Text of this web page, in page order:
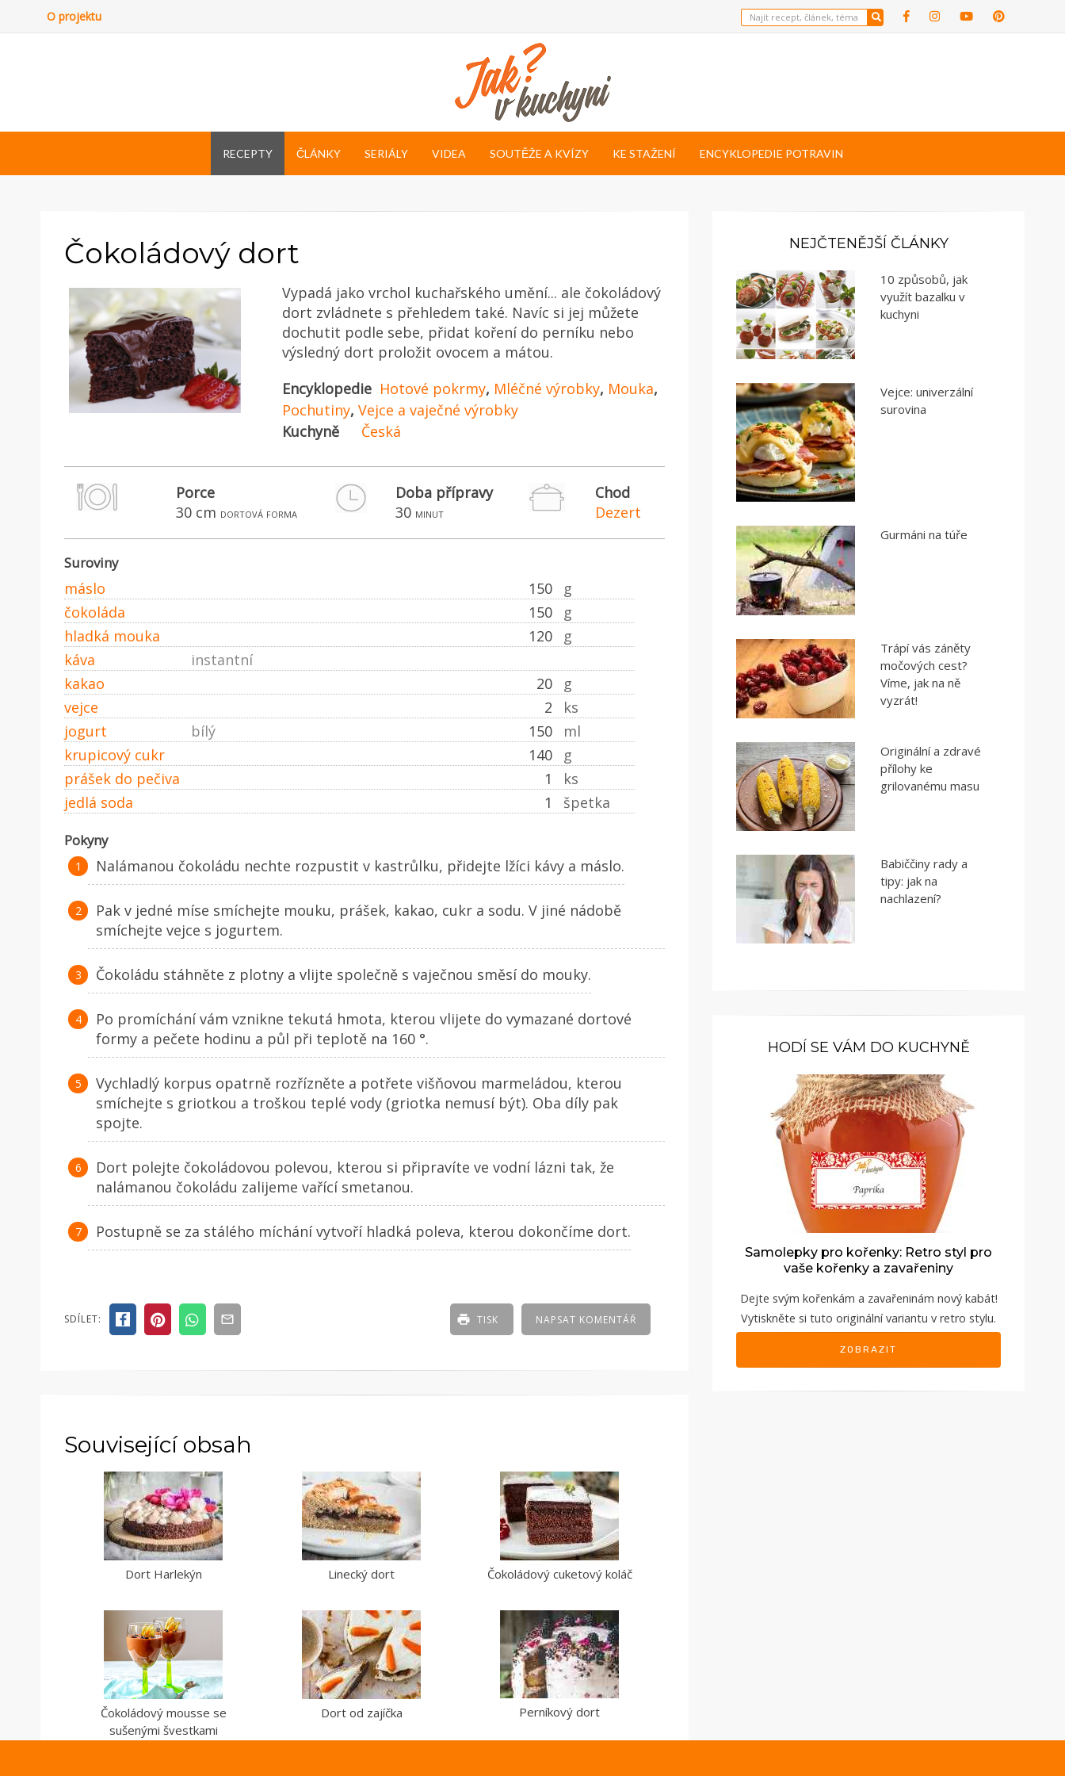
O projektu
RECEPTY ČLÁNKY SERIÁLY VIDEA SOUTĚŽE A KVÍZY KE STAŽENÍ ENCYKLOPEDIE POTRAVIN
Čokoládový dort
Vypadá jako vrchol kuchařského umění... ale čokoládový
dort zvládnete s přehledem také. Navíc si jej můžete
dochutit podle sebe, přidat koření do perníku nebo
výsledný dort proložit ovocem a mátou.
Encyklopedie Hotové pokrmy, Mléčné výrobky, Mouka,
Pochutiny, Vejce a vaječné výrobky
Kuchyně
Česká
Porce
30 cm dortová forma
Doba přípravy
30 minut
Chod
Dezert
Suroviny
máslo 150
g
čokoláda
150
g
hladká mouka
120
g
káva
instantní
kakao
20
g
vejce
2
ks
jogurt
150 ml
bílý
krupicový cukr
140
g
prášek do pečiva
1
ks
jedlá soda
1 špetka
Pokyny
Nalámanou čokoládu nechte rozpustit v kastrůlku, přidejte lžíci kávy a máslo.
Pak v jedné míse smíchejte mouku, prášek, kakao, cukr a sodu. V jiné nádobě
smíchejte vejce s jogurtem.
Čokoládu stáhněte z plotny a vlijte společně s vaječnou směsí do mouky.
Po promíchání vám vznikne tekutá hmota, kterou vlijete do vymazané dortové
formy a pečete hodinu a půl při teplotě na 160 °.
Vychladlý korpus opatrně rozřízněte a potřete višňovou marmeládou, kterou
smíchejte s griotkou a troškou teplé vody (griotka nemusí být). Oba díly pak
spojte.
Dort polejte čokoládovou polevou, kterou si připravíte ve vodní lázni tak, že
nalámanou čokoládu zalijeme vařící smetanou.
Postupně se za stálého míchání vytvoří hladká poleva, kterou dokončíme dort.
SDÍLET: NAPSAT KOMENTÁŘ
TISK
Související obsah
Dort Harlekýn Linecký dort Čokoládový cuketový koláč
Čokoládový mousse se
sušenými švestkami
Dort od zajíčka Perníkový dort
NEJČTENĚJŠÍ ČLÁNKY
10 způsobů, jak
využít bazalku v
kuchyni
Vejce: univerzální
surovina
Gurmáni na túře
Trápí vás záněty
močových cest?
Víme, jak na ně
vyzrát!
Originální a zdravé
přílohy ke
grilovanému masu
Babiččiny rady a
tipy: jak na
nachlazení?
HODÍ SE VÁM DO KUCHYNĚ
Samolepky pro kořenky: Retro styl pro
vaše kořenky a zavařeniny
Dejte svým kořenkám a zavařeninám nový kabát!
Vytiskněte si tuto originální variantu v retro stylu.
ZOBRAZIT